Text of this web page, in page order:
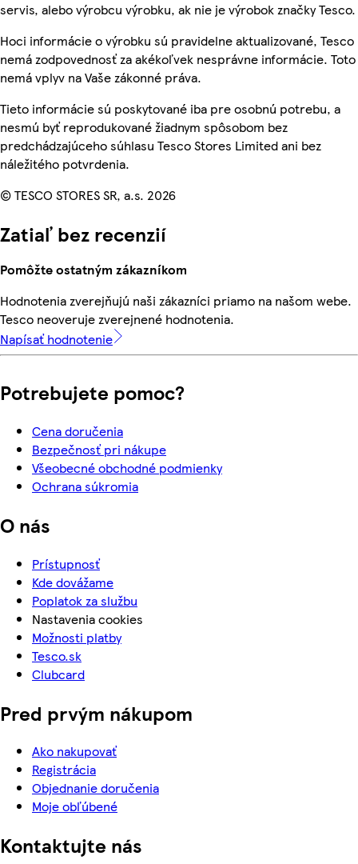
servis, alebo výrobcu výrobku, ak nie je výrobok značky Tesco.
Hoci informácie o výrobku sú pravidelne aktualizované, Tesco
nemá zodpovednosť za akékoľvek nesprávne informácie. Toto
nemá vplyv na Vaše zákonné práva.
Tieto informácie sú poskytované iba pre osobnú potrebu, a
nesmú byť reprodukované žiadnym spôsobom bez
predchádzajúceho súhlasu Tesco Stores Limited ani bez
náležitého potvrdenia.
© TESCO STORES SR, a.s. 2026
Zatiaľ bez recenzií
Pomôžte ostatným zákazníkom
Hodnotenia zverejňujú naši zákazníci priamo na našom webe.
Tesco neoveruje zverejnené hodnotenia.
Napísať hodnotenie
Potrebujete pomoc?
Cena doručenia
Bezpečnosť pri nákupe
Všeobecné obchodné podmienky
Ochrana súkromia
O nás
Prístupnosť
Kde dovážame
Poplatok za službu
Nastavenia cookies
Možnosti platby
Tesco.sk
Clubcard
Pred prvým nákupom
Ako nakupovať
Registrácia
Objednanie doručenia
Moje obľúbené
Kontaktujte nás